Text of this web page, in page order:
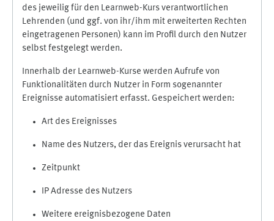
des jeweilig für den Learnweb-Kurs verantwortlichen
Lehrenden (und ggf. von ihr/ihm mit erweiterten Rechten
eingetragenen Personen) kann im Profil durch den Nutzer
selbst festgelegt werden.
Innerhalb der Learnweb-Kurse werden Aufrufe von
Funktionalitäten durch Nutzer in Form sogenannter
Ereignisse automatisiert erfasst. Gespeichert werden:
Art des Ereignisses
Name des Nutzers, der das Ereignis verursacht hat
Zeitpunkt
IP Adresse des Nutzers
Weitere ereignisbezogene Daten